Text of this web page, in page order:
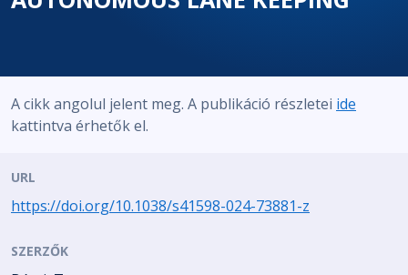
A cikk angolul jelent meg. A publikáció részletei ide
kattintva érhetők el.
URL
https://doi.org/10.1038/s41598-024-73881-z
SZERZŐK